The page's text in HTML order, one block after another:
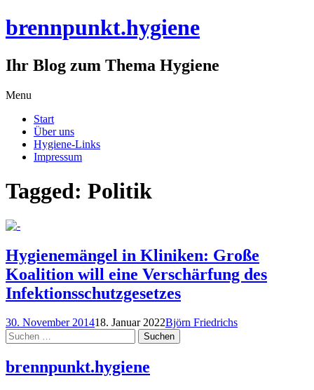
brennpunkt.hygiene
Ihr Blog zum Thema Hygiene
Menu
content
Start
Über uns
Hygiene-Links
Impressum
Tagged: Politik
Hygienemängel in Kliniken: Große
Koalition will eine Verschärfung des
Infektionsschutzgesetzes
30. November 201418. Januar 2022Björn Friedrichs
Suchen
nach:
brennpunkt.hygiene